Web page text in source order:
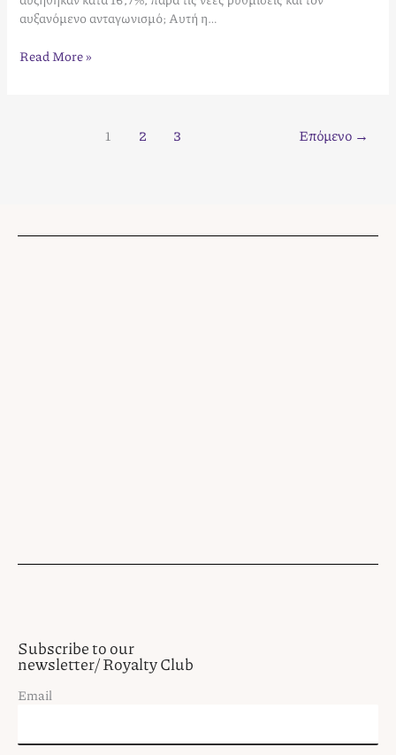
αυξανόμενο ανταγωνισμό; Αυτή η…
Read More »
1 2 3 Επόμενο →
Subscribe to our
newsletter/ Royalty Club
Email